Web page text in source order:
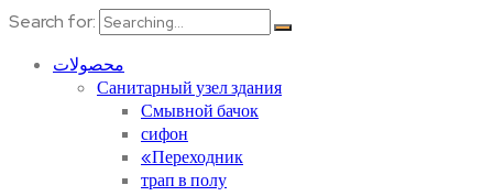
Search for:
محصولات
Санитарный узел здания
Смывной бачок
сифон
«Переходник
трап в полу